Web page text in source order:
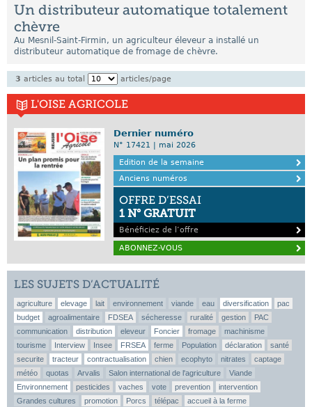
Un distributeur automatique totalement
chèvre
Au Mesnil-Saint-Firmin, un agriculteur éleveur a installé un
distributeur automatique de fromage de chèvre.
3 articles au total articles/page
L'OISE AGRICOLE
Dernier numéro
N° 17421 | mai 2026
Edition de la semaine
Anciens numéros
OFFRE D’ESSAI
1 N° GRATUIT
Bénéficiez de l’offre
ABONNEZ-VOUS
LES SUJETS D’ACTUALITÉ
agriculture elevage lait environnement viande eau diversification
pac
budget
agroalimentaire FDSEA sécheresse ruralité gestion
PAC
communication
distribution eleveur Foncier fromage
machinisme
tourisme
Interview Insee FRSEA ferme Population déclaration
santé
securite
tracteur contractualisation chien ecophyto nitrates
captage
météo
quotas Arvalis Salon international de l'agriculture
Viande
Environnement
pesticides vaches vote prevention
intervention
Grandes cultures
promotion Porcs télépac accueil à la ferme